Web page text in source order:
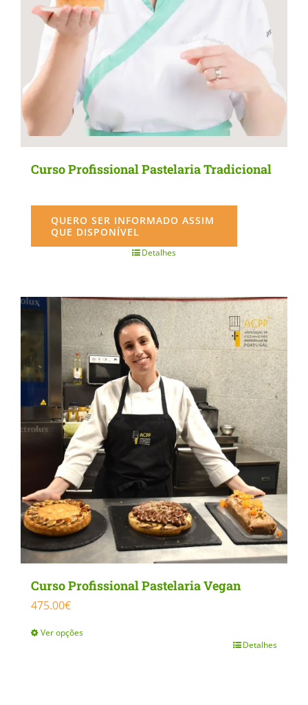
Curso Profissional Pastelaria Tradicional
QUERO SER INFORMADO ASSIM
QUE DISPONÍVEL
Detalhes
Curso Profissional Pastelaria Vegan
475.00€
Ver opções
Detalhes